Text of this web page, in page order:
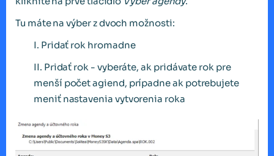
Tu máte na výber z dvoch možnosti:
I. Pridať rok hromadne
II. Pridať rok - vyberáte, ak pridávate rok pre
menší počet agiend, prípadne ak potrebujete
meniť nastavenia vytvorenia roka